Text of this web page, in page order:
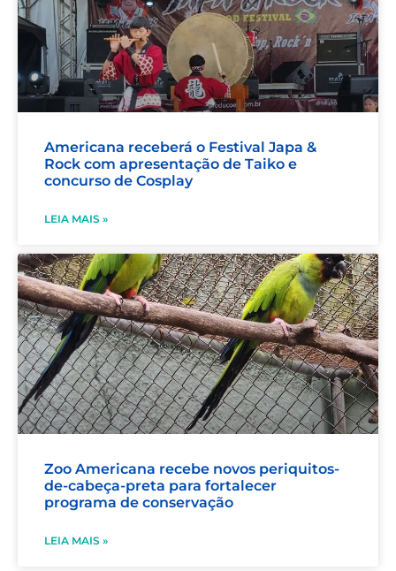
Americana receberá o Festival Japa &
Rock com apresentação de Taiko e
concurso de Cosplay
LEIA MAIS »
Zoo Americana recebe novos periquitos-
de-cabeça-preta para fortalecer
programa de conservação
LEIA MAIS »